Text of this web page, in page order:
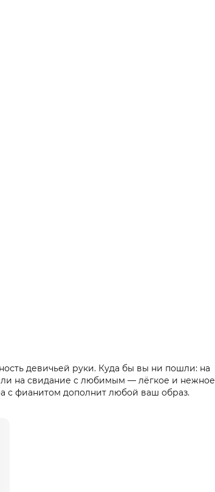
девичьей руки. Куда бы вы ни пошли: на
на свидание с любимым — лёгкое и нежное
с фианитом дополнит любой ваш образ.